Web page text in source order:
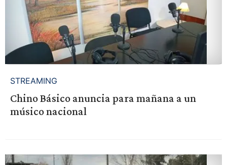
STREAMING
Chino Básico anuncia para mañana a un
músico nacional